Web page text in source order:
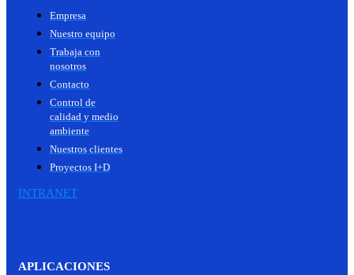
Empresa
Nuestro equipo
Trabaja con
nosotros
Contacto
Control de
calidad y medio
ambiente
Nuestros clientes
Proyectos I+D
INTRANET
APLICACIONES